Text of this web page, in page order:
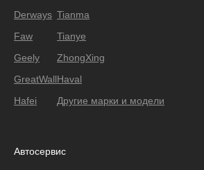
Derways
Faw
Geely
GreatWall
Hafei
Tianma
Tianye
ZhongXing
Haval
Другие марки и модели
Автосервис